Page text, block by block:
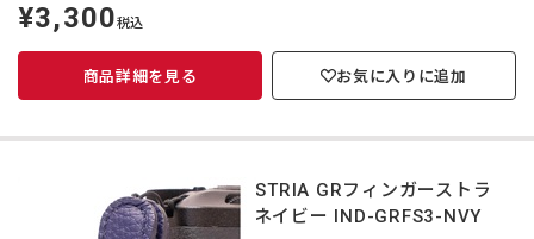
定
価
¥3,300税込
商品詳細を見る お気に入りに追加
INDUSTRIA GRフィンガーストラ
ップ ネイビー IND-GRFS3-NVY